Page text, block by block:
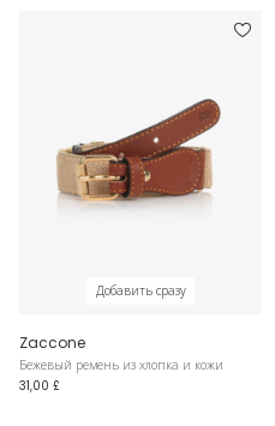
Добавить сразу
Zaccone
Бежевый ремень из хлопка и кожи
31,00 £